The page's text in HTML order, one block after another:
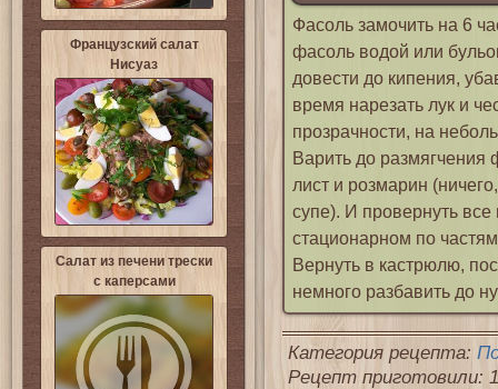
Французский салат
Нисуаз
Салат из печени трески
с каперсами
Фасоль замочить на 6
фасоль водой или
довести до кипения,
время нарезать лук и
прозрачности, на
Варить до
лист и розмарин
супе). И провернуть
стационарном по
Вернуть в кастрюлю,
немного разбавить до
Категория рецепта:
Рецепт приготовили: